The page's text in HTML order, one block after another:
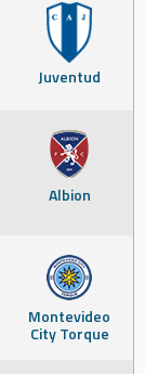
Juventud
Albion
Montevideo
City Torque